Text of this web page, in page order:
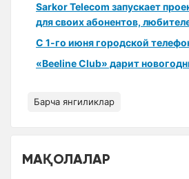
Sarkor Telecom запускает
для своих абонентов,
С 1-го июня городской
«Beeline Club» дарит
Барча янгиликлар
МАҚОЛАЛАР